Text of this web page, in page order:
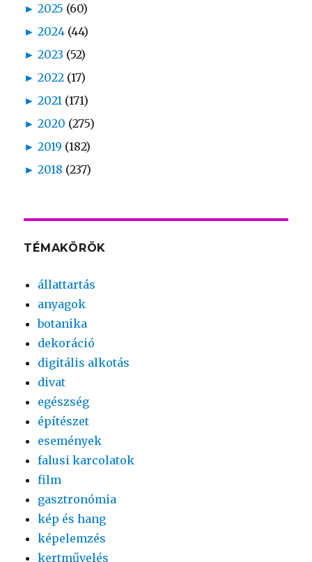
► 2025 (60)
► 2024 (44)
► 2023 (52)
► 2022 (17)
► 2021 (171)
► 2020 (275)
► 2019 (182)
► 2018 (237)
TÉMAKÖRÖK
állattartás
anyagok
botanika
dekoráció
digitális alkotás
divat
egészség
építészet
események
falusi karcolatok
film
gasztronómia
kép és hang
képelemzés
kertművelés